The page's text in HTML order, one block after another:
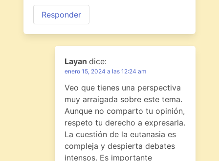
Responder
Layan dice:
enero 15, 2024 a las 12:24 am
Veo que tienes una perspectiva
muy arraigada sobre este tema.
Aunque no comparto tu opinión,
respeto tu derecho a expresarla.
La cuestión de la eutanasia es
compleja y despierta debates
intensos. Es importante